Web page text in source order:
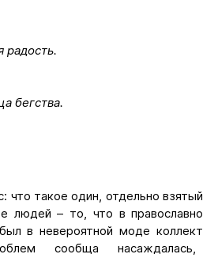
радость.
бегства.
такое один, отдельно
людей – то, что в
в невероятной моде
сообща насаждалась,